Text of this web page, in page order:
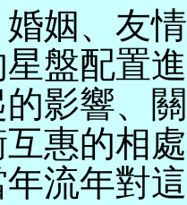
姻、友
盤配置
影響、
惠的相
流年對